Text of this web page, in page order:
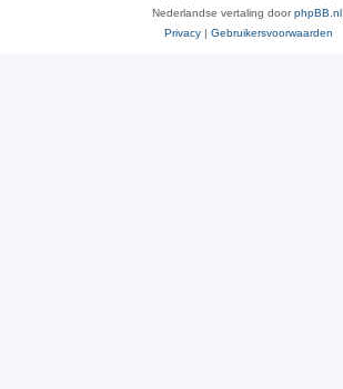
Nederlandse vertaling doorphpBB.nl
Privacy | Gebruikersvoorwaarden